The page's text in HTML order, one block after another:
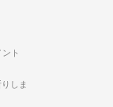
ト
しま